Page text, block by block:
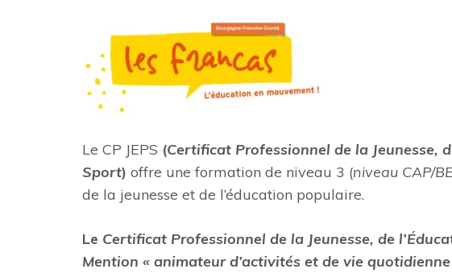
Le CP JEPS (Certificat Professionnel de la Jeunesse,
Sport) offre une formation de niveau 3 (niveau CAP/
de la jeunesse et de l’éducation populaire.
Le Certificat Professionnel de la Jeunesse, de
Mention « animateur d’activités et de vie